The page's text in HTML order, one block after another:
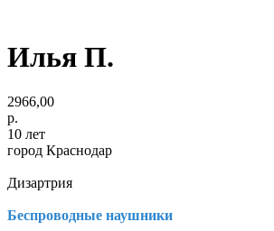
Илья П.
2966,00
р.
10 лет
город Краснодар
Дизартрия
Беспроводные наушники